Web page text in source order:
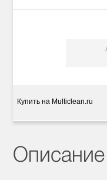
Купить на Multiclean.ru
Описание